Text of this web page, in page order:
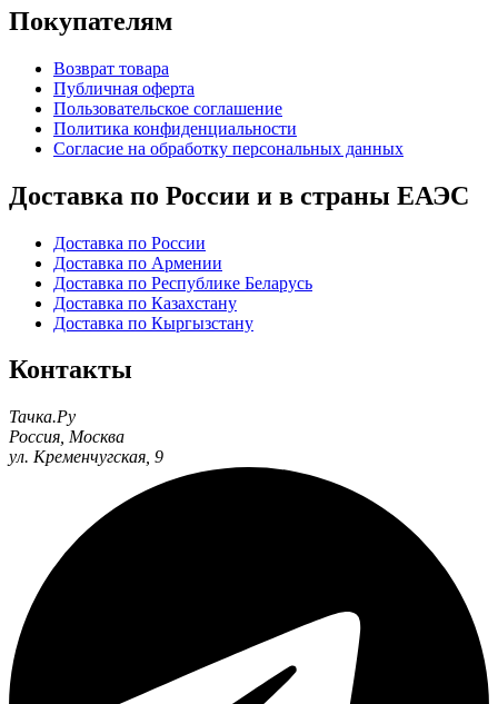
Покупателям
Возврат товара
Публичная оферта
Пользовательское соглашение
Политика конфиденциальности
Согласие на обработку персональных данных
Доставка по России и в страны ЕАЭС
Доставка по России
Доставка по Армении
Доставка по Республике Беларусь
Доставка по Казахстану
Доставка по Кыргызстану
Контакты
Тачка.Ру
Россия Москва
ул. Кременчугская, 9